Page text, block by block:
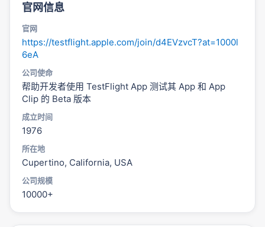
官网信息
官网
https://testflight.apple.com/join/d4EVzvcT?at=1000l
6eA
公司使命
帮助开发者使用 TestFlight App 测试其 App 和 App
Clip 的 Beta 版本
成立时间
1976
所在地
Cupertino, California, USA
公司规模
10000+